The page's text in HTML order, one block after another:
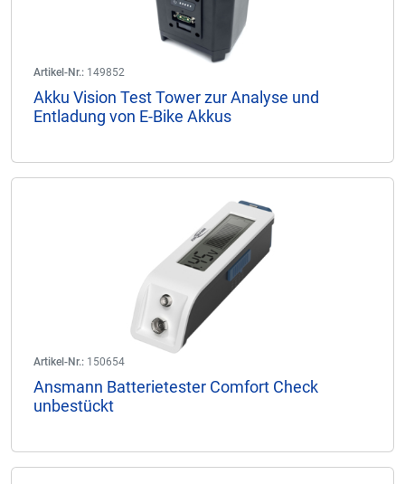
Artikel-Nr.: 149852
Akku Vision Test Tower zur Analyse und
Entladung von E-Bike Akkus
Artikel-Nr.: 150654
Ansmann Batterietester Comfort Check
unbestückt